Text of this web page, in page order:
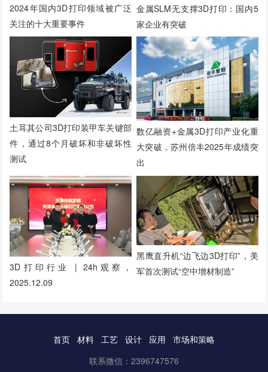
2024年国内3D打印领域被广泛
关注的十大重要事件
金属SLM无支撑3D打印：国内5
家企业有突破
土耳其公司3D打印装甲车关键部
件，通过8个月破坏和非破坏性
测试
数亿融资+金属3D打印产业化重
大突破，苏州倍丰2025年成绩突
出
3D打印行业 | 24h观察，
2025.12.09
黑鹰直升机“边飞边3D打印”，美
军首次测试“空中增材制造”
首页 材料 工艺 设计 应用
市场和策略
联系微信：2396747576